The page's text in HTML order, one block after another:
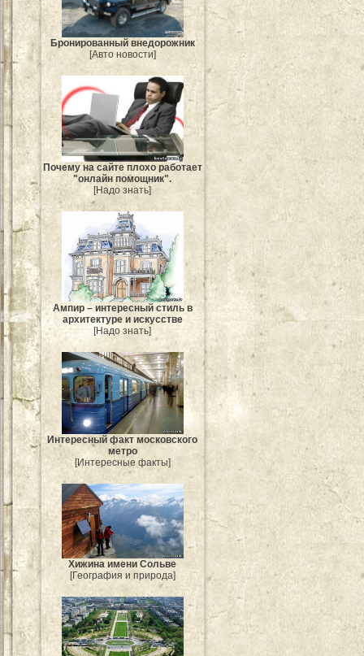
Бронированный внедорожник
[Авто новости]
Почему на сайте плохо работает
"онлайн помощник".
[Надо знать]
Ампир – интересный стиль в
архитектуре и искусстве
[Надо знать]
Интересный факт московского
метро
[Интересные факты]
Хижина имени Сольве
[География и природа]